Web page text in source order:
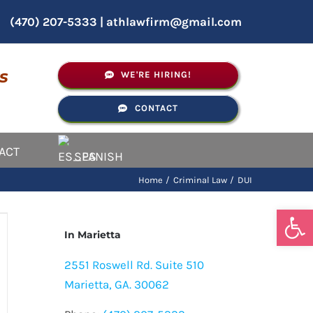
(470) 207-5333 athlawfirm@gmail.com
WE'RE HIRING!
CONTACT
SPANISH
Home Criminal Law DUI
In Marietta
2551 Roswell Rd. Suite 510
Marietta, GA. 30062